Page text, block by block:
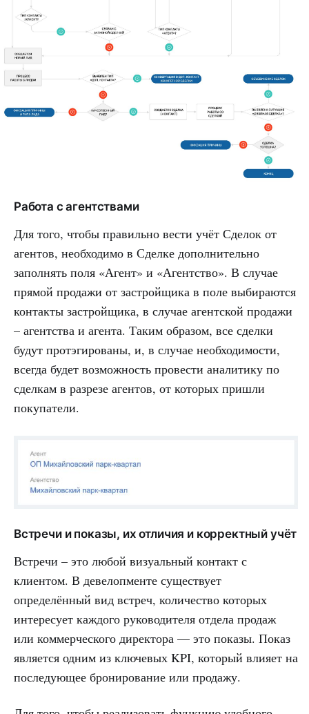
Работа с агентствами
Для того, чтобы правильно вести учёт Сделок от
агентов, необходимо в Сделке дополнительно
заполнять поля «Агент» и «Агентство». В случае
прямой продажи от застройщика в поле выбираются
контакты застройщика, в случае агентской продажи
– агентства и агента. Таким образом, все сделки
будут протэгированы, и, в случае необходимости,
всегда будет возможность провести аналитику по
сделкам в разрезе агентов, от которых пришли
покупатели.
Встречи и показы, их отличия и корректный учёт
Встречи – это любой визуальный контакт с
клиентом. В девелопменте существует
определённый вид встреч, количество которых
интересует каждого руководителя отдела продаж
или коммерческого директора — это показы. Показ
является одним из ключевых KPI, который влияет на
последующее бронирование или продажу.